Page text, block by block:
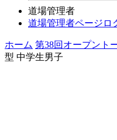
道場管理者
道場管理者ページロ
ホーム 第38回オープント
型 中学生男子